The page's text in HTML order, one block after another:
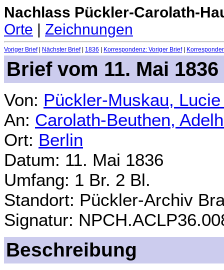
Nachlass Pückler-Carolath-
Orte | Zeichnungen
Voriger Brief| Nächster Brief| 1836 Korrespondenz: Voriger Brief|
Brief vom 11. Mai 1836
Von: Pückler-Muskau,
An: Carolath-Beuthen,
Ort: Berlin
Datum: 11. Mai 1836
Umfang: 1 Br. 2 Bl.
Standort: Pückler-Archiv
Signatur:
Beschreibung